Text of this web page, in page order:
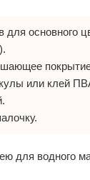
для основного
или клей
для водного